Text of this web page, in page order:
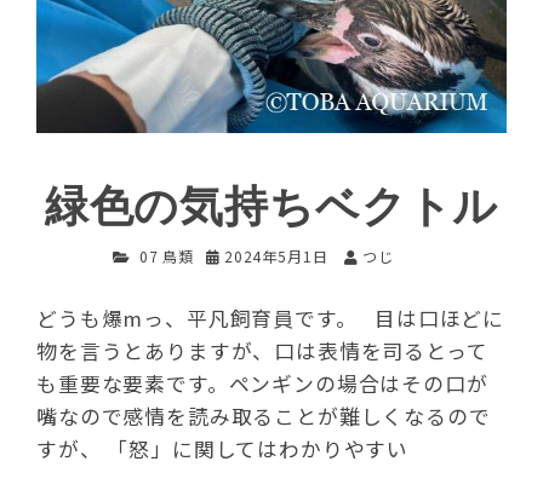
緑色の気持ちベクトル
07 鳥類 2024年5月1日 つじ
どうも爆mっ、平凡飼育員です。 目は口ほどに
物を言うとありますが、口は表情を司るとって
も重要な要素です。ペンギンの場合はその口が
嘴なので感情を読み取ることが難しくなるので
すが、 「怒」に関してはわかりやすい